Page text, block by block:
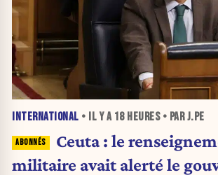
INTERNATIONAL • IL Y A 18 HEURES• PAR J.PE
Ceuta : le
militaire avait alerté le